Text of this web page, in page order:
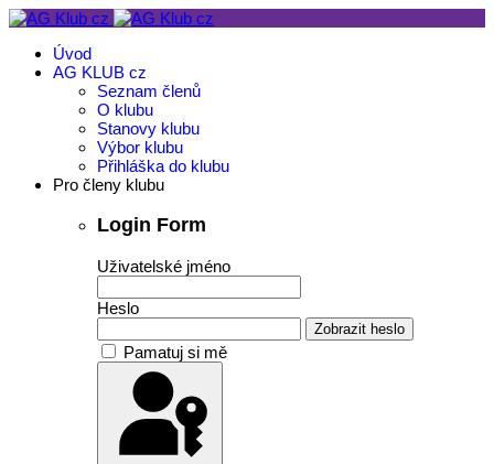
Úvod
AG KLUB cz
Seznam členů
O klubu
Stanovy klubu
Výbor klubu
Přihláška do klubu
Pro členy klubu
Login Form
Uživatelské jméno
Heslo
Zobrazit heslo
Pamatuj si mě